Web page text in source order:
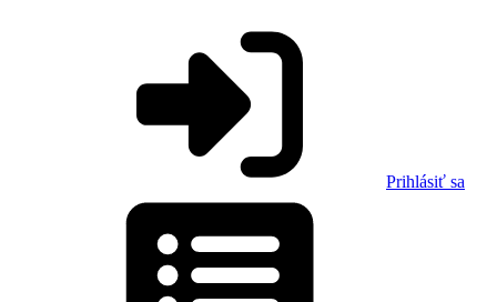
Prihlásiť sa